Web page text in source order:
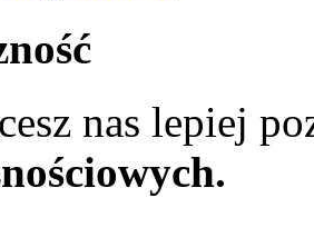
nas lepiej